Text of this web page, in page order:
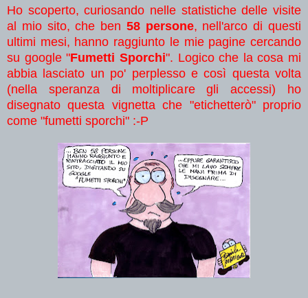
Ho scoperto, curiosando nelle statistiche delle visite
al mio sito, che ben 58 persone, nell'arco di questi
ultimi mesi, hanno raggiunto le mie pagine cercando
su google "Fumetti Sporchi". Logico che la cosa mi
abbia lasciato un po' perplesso e così questa volta
(nella speranza di moltiplicare gli accessi) ho
disegnato questa vignetta che "etichetterò" proprio
come "fumetti sporchi" :-P